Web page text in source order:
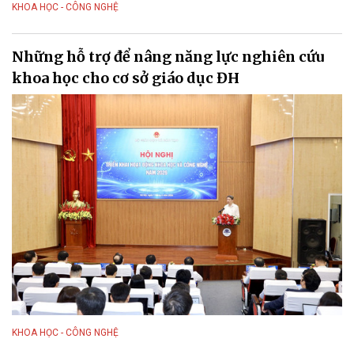
KHOA HỌC - CÔNG NGHỆ
Những hỗ trợ để nâng năng lực nghiên cứu
khoa học cho cơ sở giáo dục ĐH
KHOA HỌC - CÔNG NGHỆ